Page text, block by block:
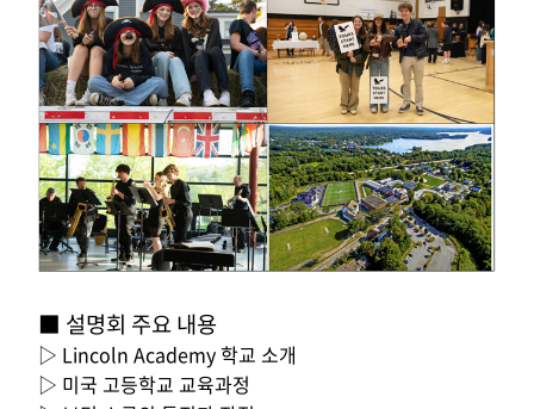
■ 설명회 주요 내용
▷ Lincoln Academy 학교 소개
▷ 미국 고등학교 교육과정